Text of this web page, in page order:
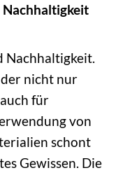
Nachhaltigkeit
Nachhaltigkeit.
der nicht nur
für
von
schont
Gewissen. Die